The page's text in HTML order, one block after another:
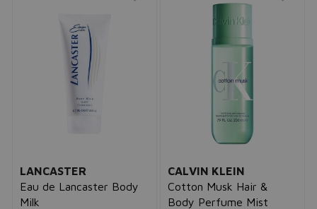
LANCASTER
Eau de Lancaster Body
Milk
CALVIN KLEIN
Cotton Musk Hair &
Body Perfume Mist